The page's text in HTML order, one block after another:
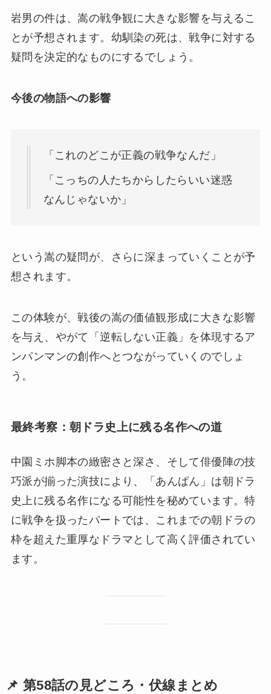
岩男の件は、嵩の戦争観に大きな影響を与えるこ
とが予想されます。幼馴染の死は、戦争に対する
疑問を決定的なものにするでしょう。
今後の物語への影響
「これのどこが正義の戦争なんだ」
「こっちの人たちからしたらいい迷惑
なんじゃないか」
という嵩の疑問が、さらに深まっていくことが予
想されます。
この体験が、戦後の嵩の価値観形成に大きな影響
を与え、やがて「逆転しない正義」を体現するア
ンパンマンの創作へとつながっていくのでしょ
う。
最終考察：朝ドラ史上に残る名作への道
中園ミホ脚本の緻密さと深さ、そして俳優陣の技
巧派が揃った演技により、「あんぱん」は朝ドラ
史上に残る名作になる可能性を秘めています。特
に戦争を扱ったパートでは、これまでの朝ドラの
枠を超えた重厚なドラマとして高く評価されてい
ます。
📌 第58話の見どころ・伏線まとめ